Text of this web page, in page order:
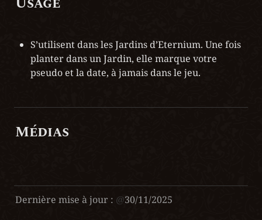
S’utilisent dans les Jardins d’Eternium. Une fois
planter dans un Jardin, elle marque votre
pseudo et la date, à jamais dans le jeu.
Médias
Dernière mise à jour : @30/11/2025